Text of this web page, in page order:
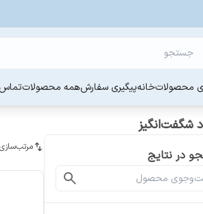
محصولاتخانهپیگیری سفارشهمه محصولاتتماس
شگفت‌انگیز
در نتایج